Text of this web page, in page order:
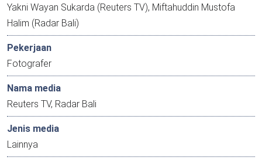
Yakni Wayan Sukarda (Reuters TV), Miftahuddin Mustofa
Halim (Radar Bali)
Pekerjaan
Fotografer
Nama media
Reuters TV, Radar Bali
Jenis media
Lainnya